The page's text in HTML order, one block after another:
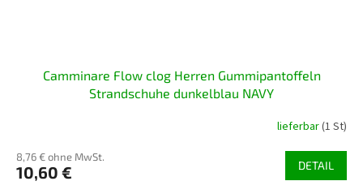
Camminare Flow clog Herren Gummipantoffeln
Strandschuhe dunkelblau NAVY
lieferbar(1 St)
8,76 € ohne MwSt.
10,60 € DETAIL